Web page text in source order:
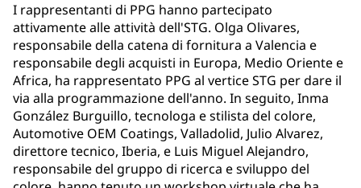
I rappresentanti di PPG hanno partecipato
attivamente alle attività dell'STG. Olga Olivares,
responsabile della catena di fornitura a Valencia e
responsabile degli acquisti in Europa, Medio Oriente e
Africa, ha rappresentato PPG al vertice STG per dare il
via alla programmazione dell'anno. In seguito, Inma
González Burguillo, tecnologa e stilista del colore,
Automotive OEM Coatings, Valladolid, Julio Alvarez,
direttore tecnico, Iberia, e Luis Miguel Alejandro,
responsabile del gruppo di ricerca e sviluppo del